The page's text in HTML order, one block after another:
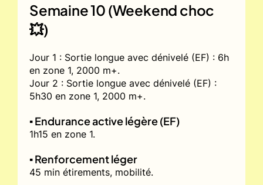
Semaine 10 (Weekend choc
💥)
Jour 1 : Sortie longue avec dénivelé (EF) : 6h
en zone 1, 2000 m+.
Jour 2 : Sortie longue avec dénivelé (EF) :
5h30 en zone 1, 2000 m+.
▪️ Endurance active légère (EF)
1h15 en zone 1.
▪️ Renforcement léger
45 min étirements, mobilité.